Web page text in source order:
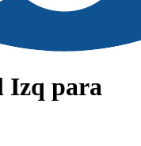
Izq para